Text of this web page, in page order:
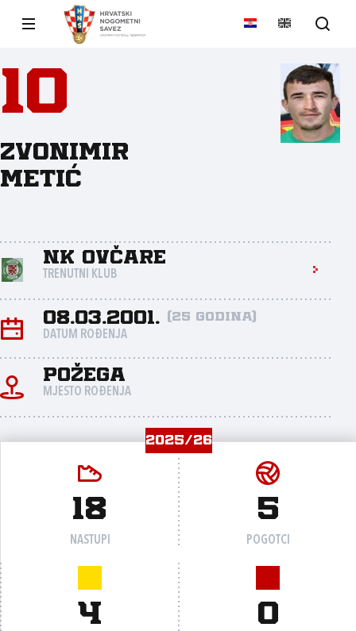
10
Zvonimir
Metić
NK Ovčare
TRENUTNI KLUB
08.03.2001. (25 godina)
DATUM ROĐENJA
Požega
MJESTO ROĐENJA
2025/26
18
NASTUPI
5
POGOTCI
4 0